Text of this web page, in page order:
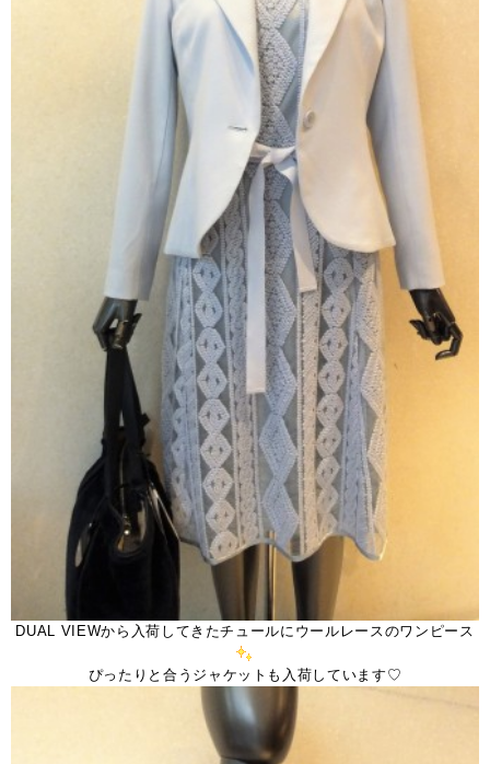
DUAL VIEWから入荷してきたチュールにウールレースのワンピース
ぴったりと合うジャケットも入荷しています♡